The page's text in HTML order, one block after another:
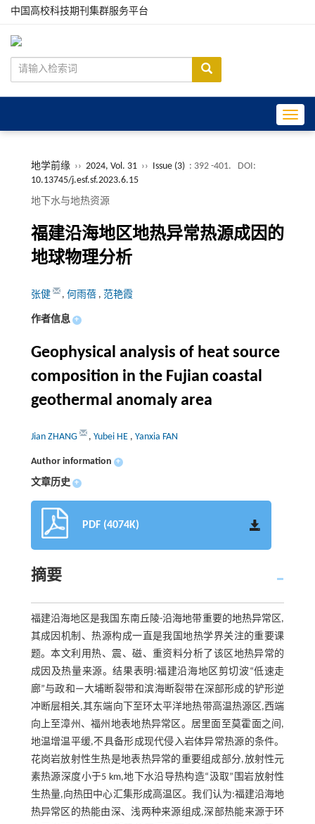
中国高校科技期刊集群服务平台
地学前缘 ›› 2024, Vol. 31 ›› Issue (3) : 392 -401.
DOI:
10.13745/j.esf.sf.2023.6.15
地下水与地热资源
福建沿海地区地热异常热源成因的
地球物理分析
张健 , 何雨蓓 , 范艳霞
作者信息 +
Geophysical analysis of heat source
composition in the Fujian coastal
geothermal anomaly area
Jian ZHANG , Yubei HE , Yanxia FAN
Author information +
文章历史 +
PDF (4074K)
摘要
福建沿海地区是我国东南丘陵-沿海地带重要的地热异常区,
其成因机制、热源构成一直是我国地热学界关注的重要课
题。本文利用热、震、磁、重资料分析了该区地热异常的
成因及热量来源。结果表明:福建沿海地区剪切波“低速走
廊”与政和—大埔断裂带和滨海断裂带在深部形成的铲形逆
冲断层相关,其东端向下至环太平洋地热带高温热源区,西端
向上至漳州、福州地表地热异常区。居里面至莫霍面之间,
地温增温平缓,不具备形成现代侵入岩体异常热源的条件。
花岗岩放射性生热是地表热异常的重要组成部分,放射性元
素热源深度小于5 km,地下水沿导热构造“汲取”围岩放射性
生热量,向热田中心汇集形成高温区。我们认为:福建沿海地
热异常区的热能由深、浅两种来源组成,深部热能来源于环